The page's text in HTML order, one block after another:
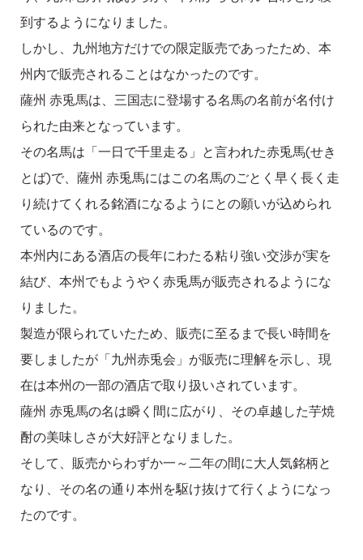
到するようになりました。
しかし、九州地方だけでの限定販売であったため、本
州内で販売されることはなかったのです。
薩州 赤兎馬は、三国志に登場する名馬の名前が名付け
られた由来となっています。
その名馬は「一日で千里走る」と言われた赤兎馬(せき
とば)で、薩州 赤兎馬にはこの名馬のごとく早く長く走
り続けてくれる銘酒になるようにとの願いが込められ
ているのです。
本州内にある酒店の長年にわたる粘り強い交渉が実を
結び、本州でもようやく赤兎馬が販売されるようにな
りました。
製造が限られていたため、販売に至るまで長い時間を
要しましたが「九州赤兎会」が販売に理解を示し、現
在は本州の一部の酒店で取り扱いされています。
薩州 赤兎馬の名は瞬く間に広がり、その卓越した芋焼
酎の美味しさが大好評となりました。
そして、販売からわずか一～二年の間に大人気銘柄と
なり、その名の通り本州を駆け抜けて行くようになっ
たのです。